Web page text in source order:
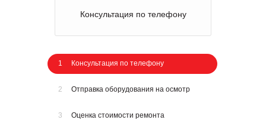
Консультация по телефону
1 Консультация по телефону
2 Отправка оборудования на осмотр
3 Оценка стоимости ремонта